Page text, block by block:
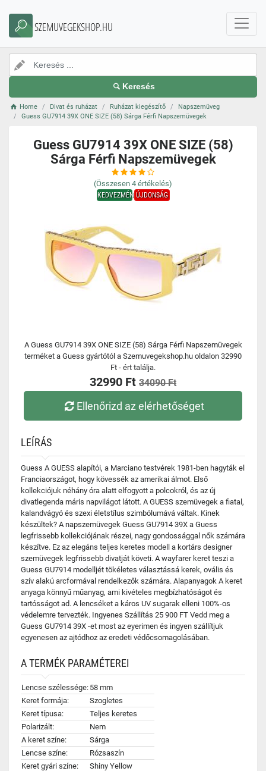
SZEMUVEGEKSHOP.HU
Keresés
Home Divat és ruházat Ruházat kiegészítő
Napszemüveg
Guess GU7914 39X ONE SIZE (58) Sárga Férfi Napszemüvegek
Guess GU7914 39X ONE SIZE (58)
Sárga Férfi Napszemüvegek
(Összesen 4 értékelés)
KEDVEZMÉNYÚJDONSÁG
A Guess GU7914 39X ONE SIZE (58) Sárga Férfi Napszemüvegek
terméket a Guess gyártótól a Szemuvegekshop.hu oldalon 32990
Ft - ért találja.
32990 Ft 34090 Ft
Ellenőrizd az elérhetőséget
LEÍRÁS
Guess A GUESS alapítói, a Marciano testvérek 1981-ben hagyták el
Franciaországot, hogy kövessék az amerikai álmot. Első
kollekciójuk néhány óra alatt elfogyott a polcokról, és az új
divatlegenda máris napvilágot látott. A GUESS szemüvegek a fiatal,
kalandvágyó és szexi életstílus szimbólumává váltak. Kinek
készültek? A napszemüvegek Guess GU7914 39X a Guess
legfrissebb kollekciójának részei, nagy gondossággal nők számára
készítve. Ez az elegáns teljes keretes modell a kortárs designer
szemüvegek legfrissebb divatját követi. A wayfarer keret teszi a
Guess GU7914 modelljét tökéletes választássá kerek, ovális és
szív alakú arcformával rendelkezők számára. Alapanyagok A keret
anyaga könnyű műanyag, ami kivételes megbízhatóságot és
tartósságot ad. A lencséket a káros UV sugarak elleni 100%-os
védelemre tervezték. Ingyenes Szállítás 25 900 FT Vedd meg a
Guess GU7914 39X -et most az eyerimen és ingyen szállítjuk
egyenesen az ajtódhoz az eredeti védőcsomagolásában.
A TERMÉK PARAMÉTEREI
Lencse szélessége: 58 mm
Keret formája:
Szogletes
Keret típusa:
Teljes keretes
Polarizált:
Nem
A keret színe:
Sárga
Lencse színe:
Rózsaszín
Keret gyári színe:
Shiny Yellow